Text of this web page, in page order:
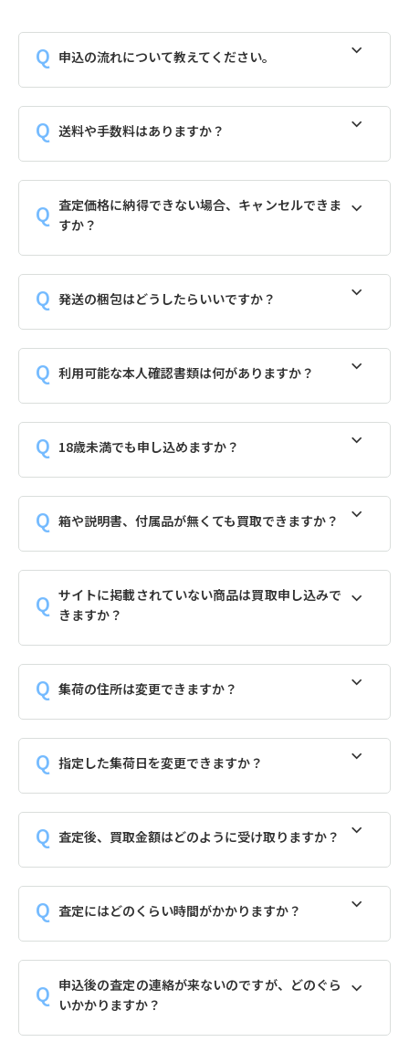
申込の流れについて教えてください。
送料や手数料はありますか？
査定価格に納得できない場合、キャンセルできま
すか？
発送の梱包はどうしたらいいですか？
利用可能な本人確認書類は何がありますか？
18歳未満でも申し込めますか？
箱や説明書、付属品が無くても買取できますか？
サイトに掲載されていない商品は買取申し込みで
きますか？
集荷の住所は変更できますか？
指定した集荷日を変更できますか？
査定後、買取金額はどのように受け取りますか？
査定にはどのくらい時間がかかりますか？
申込後の査定の連絡が来ないのですが、どのぐら
いかかりますか？